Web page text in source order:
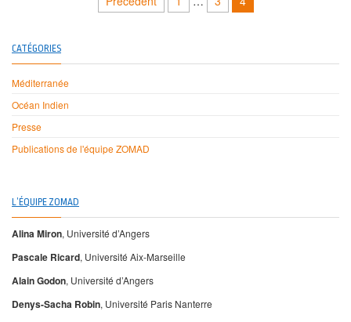
CATÉGORIES
Méditerranée
Océan Indien
Presse
Publications de l'équipe ZOMAD
L’ÉQUIPE ZOMAD
Alina Miron, Université d’Angers
Pascale Ricard, Université Aix-Marseille
Alain Godon, Université d’Angers
Denys-Sacha Robin, Université Paris Nanterre